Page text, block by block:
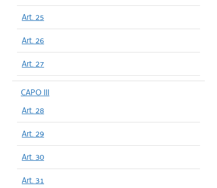
Art. 25
Art. 26
Art. 27
CAPO III
Art. 28
Art. 29
Art. 30
Art. 31